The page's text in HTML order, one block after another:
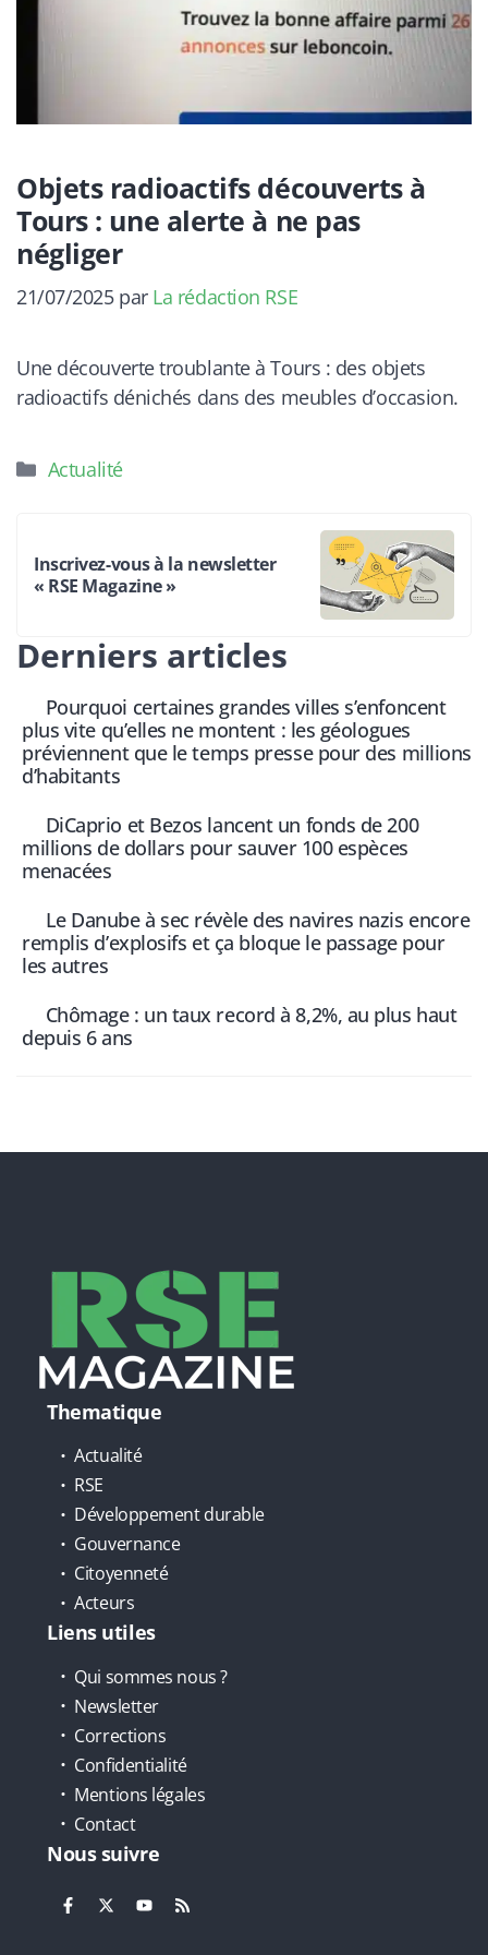
Objets radioactifs découverts à
Tours : une alerte à ne pas
négliger
21/07/2025 par La rédaction RSE
Une découverte troublante à Tours : des objets
radioactifs dénichés dans des meubles d’occasion.
Catégories
Actualité
Inscrivez-vous à la newsletter
« RSE Magazine »
Derniers articles
Pourquoi certaines grandes villes s’enfoncent
plus vite qu’elles ne montent : les géologues
préviennent que le temps presse pour des millions
d’habitants
DiCaprio et Bezos lancent un fonds de 200
millions de dollars pour sauver 100 espèces
menacées
Le Danube à sec révèle des navires nazis encore
remplis d’explosifs et ça bloque le passage pour
les autres
Chômage : un taux record à 8,2%, au plus haut
depuis 6 ans
Thematique
Actualité
RSE
Développement durable
Gouvernance
Citoyenneté
Acteurs
Liens utiles
Qui sommes nous ?
Newsletter
Corrections
Confidentialité
Mentions légales
Contact
Nous suivre